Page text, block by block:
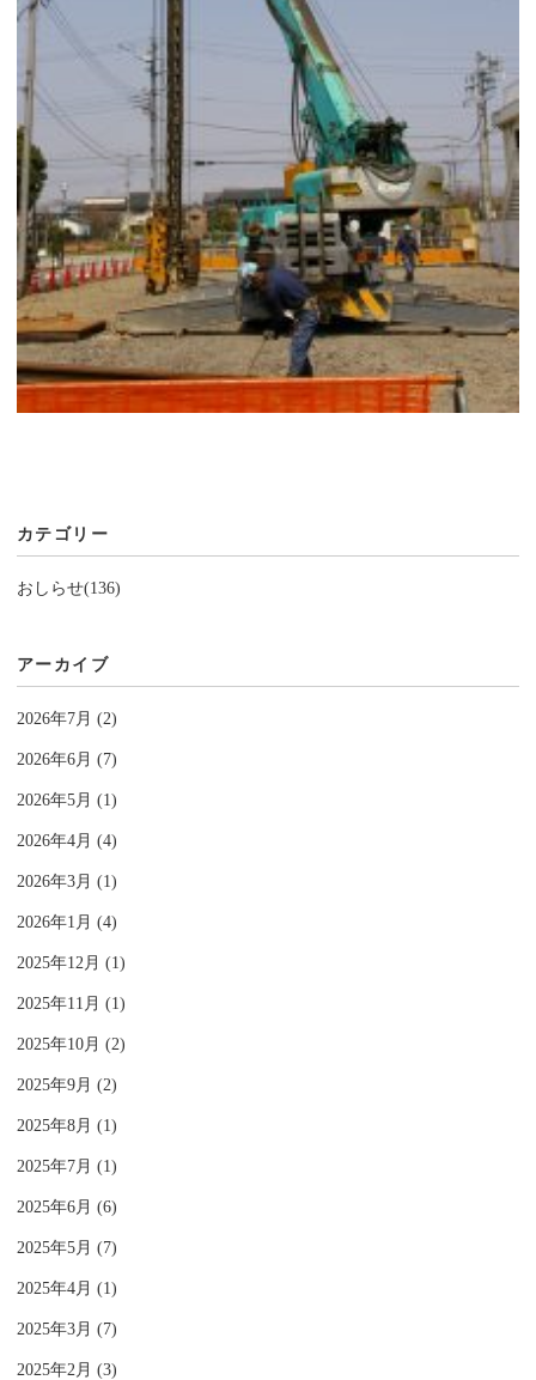
カテゴリー
おしらせ(136)
アーカイブ
2026年7月 (2)
2026年6月 (7)
2026年5月 (1)
2026年4月 (4)
2026年3月 (1)
2026年1月 (4)
2025年12月 (1)
2025年11月 (1)
2025年10月 (2)
2025年9月 (2)
2025年8月 (1)
2025年7月 (1)
2025年6月 (6)
2025年5月 (7)
2025年4月 (1)
2025年3月 (7)
2025年2月 (3)